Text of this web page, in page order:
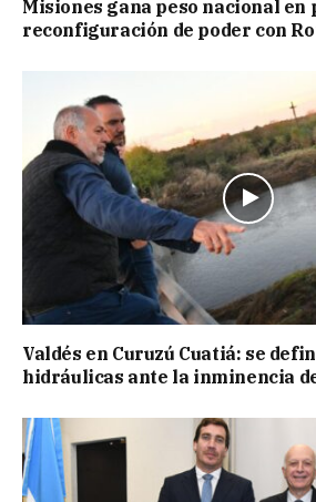
Misiones gana peso nacional en
reconfiguración de poder con
Valdés en Curuzú Cuatiá: se
hidráulicas ante la inminencia